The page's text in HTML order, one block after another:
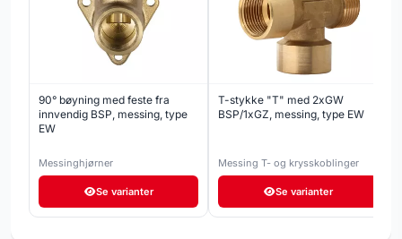
90° bøyning med feste fra
innvendig BSP, messing, type
EW
Messinghjørner
Se varianter
T-stykke "T" med 2xGW
BSP/1xGZ, messing, type EW
Messing T- og krysskoblinger
Se varianter